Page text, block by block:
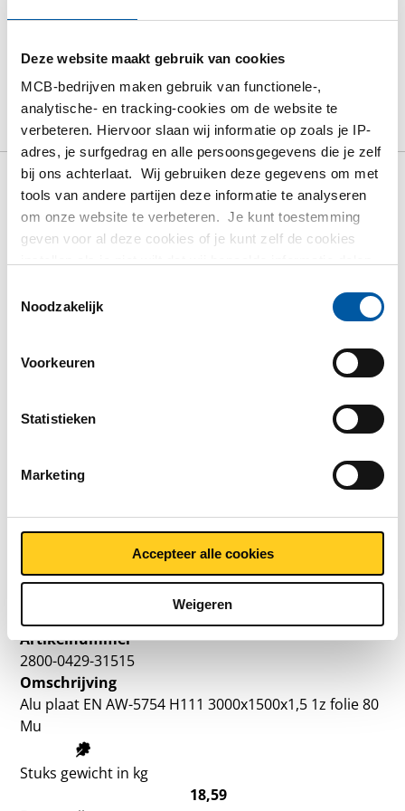
Deze website maakt gebruik van cookies
MCB-bedrijven maken gebruik van functionele-,
analytische- en tracking-cookies om de website te
verbeteren. Hiervoor slaan wij informatie op zoals je IP-
adres, je surfgedrag en alle persoonsgegevens die je zelf
bij ons achterlaat. Wij gebruiken deze gegevens om met
tools van andere partijen deze informatie te analyseren
om onze website te verbeteren. Je kunt toestemming
geven voor al deze cookies of je kunt zelf de cookies
partijen waarmee wij samenwerken vind je in ons
Noodzakelijk
Voorkeuren
Statistieken
Marketing
Accepteer alle cookies
Weigeren
PRODUCT
PRODUCT OMSCHRIJVING
BRUTO PRIJSLIJST
DOWNLOADS
SPECIFICATIES
Bruto prijslijst: Alu
plaat/band EN AW-5754
H111 1 zijdig folie 80 Mu
Prijzen in Euro per: 0 KG
2800-0429-2512515
Alu plaat EN AW-5754 H111 2500x1250x1,5 1z folie 80
Stuks gewicht in kg
12,909
Bruto prijs
Artikelnummer
2800-0429-31515
Omschrijving
Alu plaat EN AW-5754 H111 3000x1500x1,5 1z folie 80
Mu
Stuks gewicht in kg
18,59